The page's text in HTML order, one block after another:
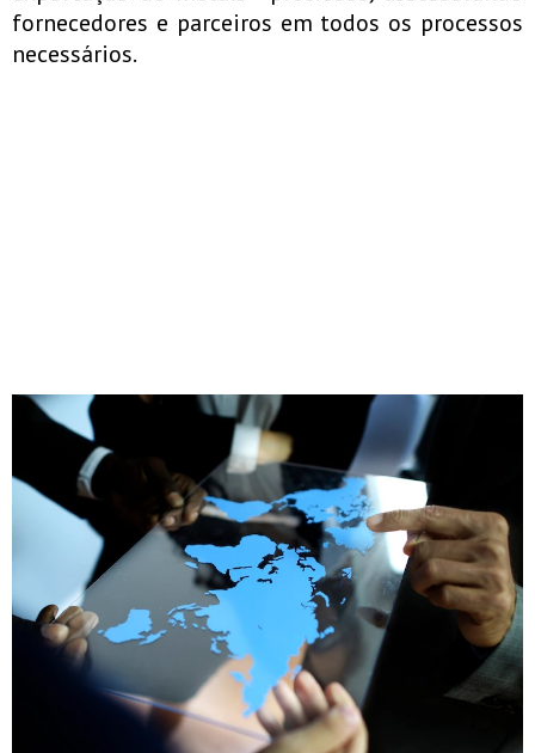
fornecedores e parceiros em todos os processos
necessários.